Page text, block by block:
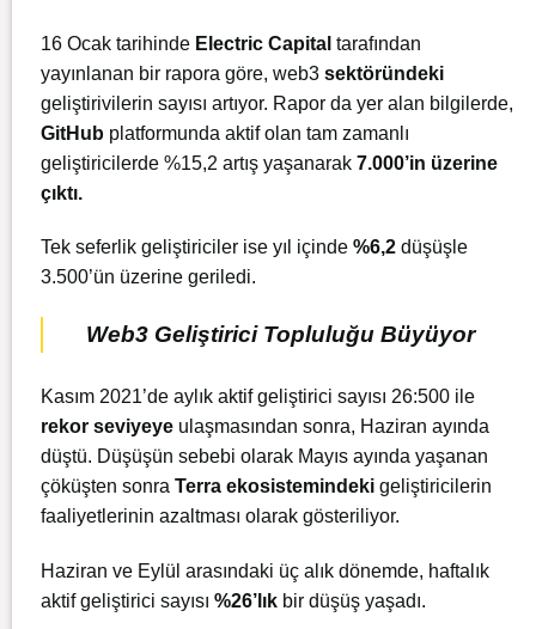
16 Ocak tarihinde Electric Capital tarafından
yayınlanan bir rapora göre, web3 sektöründeki
geliştirivilerin sayısı artıyor. Rapor da yer alan bilgilerde,
GitHub platformunda aktif olan tam zamanlı
geliştiricilerde %15,2 artış yaşanarak 7.000’in üzerine
çıktı.
Tek seferlik geliştiriciler ise yıl içinde %6,2 düşüşle
3.500’ün üzerine geriledi.
Web3 Geliştirici Topluluğu Büyüyor
Kasım 2021’de aylık aktif geliştirici sayısı 26:500 ile
rekor seviyeye ulaşmasından sonra, Haziran ayında
düştü. Düşüşün sebebi olarak Mayıs ayında yaşanan
çöküşten sonra Terra ekosistemindeki geliştiricilerin
faaliyetlerinin azaltması olarak gösteriliyor.
Haziran ve Eylül arasındaki üç alık dönemde, haftalık
aktif geliştirici sayısı %26’lık bir düşüş yaşadı.